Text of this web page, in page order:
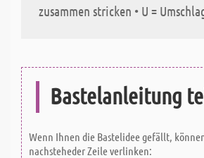
zusammen stricken • U =
Bastelanleitung
Wenn Ihnen die Bastelidee gefällt,
nachsteheder Zeile verlinken: